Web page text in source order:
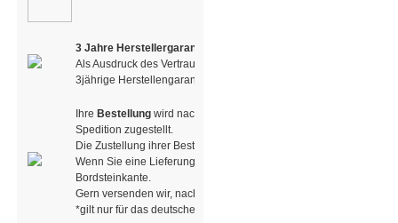
3 Jahre Herstellergarantie
Als Ausdruck des Vertrauens in die Qualität unserer Produkte
3jährige Herstellengarantie entschieden
Ihre Bestellungwird nach Erhalt der Versandbestätigung mit dem
Spedition zugestellt.
Die Zustellung ihrer Bestellung erfolgt zu Ihrer Haustür.
Wenn Sie eine Lieferung per Spedition erhalten, erfolgt die
Bordsteinkante.
Gern versenden wir, nach Absprache, auch in andere Länder.
*gilt nur für das deutsche Festland. Bei Belieferung auf Inseln